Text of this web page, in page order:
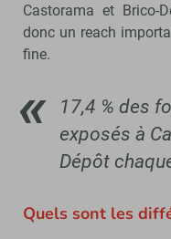
Castorama et Brico-
donc un reach
fine.
17,4 % des
exposés à
Dépôt
Quels sont les